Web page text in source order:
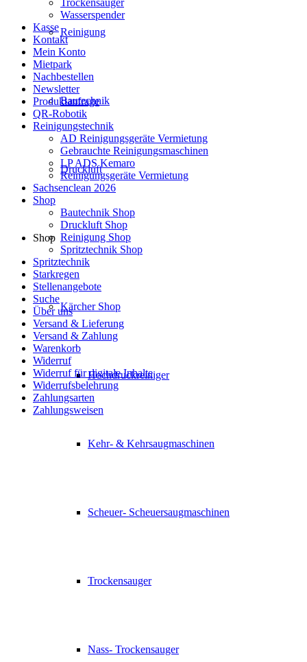
Reinigung
Bautechnik
Druckluft
Shop
Kärcher Shop
Hochdruckreiniger
Kehr- & Kehrsaugmaschinen
Scheuer- Scheuersaugmaschinen
Trockensauger
Nass- Trockensauger
Trockensauger
Wasserspender
Kasse
Kontakt
Mein Konto
Mietpark
Nachbestellen
Newsletter
Produktanfrage
QR-Robotik
Reinigungstechnik
AD Reinigungsgeräte Vermietung
Gebrauchte Reinigungsmaschinen
LP ADS Kemaro
Reinigungsgeräte Vermietung
Sachsenclean 2026
Shop
Bautechnik Shop
Druckluft Shop
Reinigung Shop
Spritztechnik Shop
Spritztechnik
Starkregen
Stellenangebote
Suche
Über uns
Versand & Lieferung
Versand & Zahlung
Warenkorb
Widerruf
Widerruf für digitale Inhalte
Widerrufsbelehrung
Zahlungsarten
Zahlungsweisen